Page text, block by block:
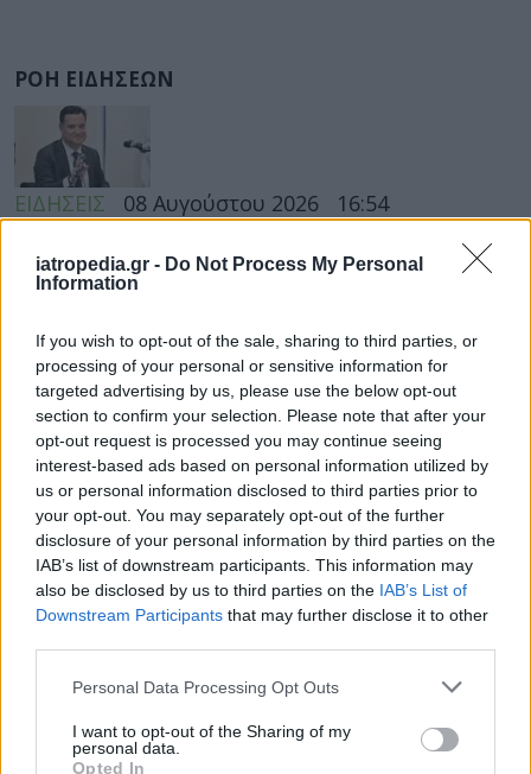
iatropedia.gr - Do Not Process My Personal
Information
If you wish to opt-out of the sale, sharing to third parties, or
processing of your personal or sensitive information for
targeted advertising by us, please use the below opt-out
section to confirm your selection. Please note that after your
opt-out request is processed you may continue seeing
interest-based ads based on personal information utilized by
us or personal information disclosed to third parties prior to
your opt-out. You may separately opt-out of the further
disclosure of your personal information by third parties on the
IAB’s list of downstream participants. This information may
also be disclosed by us to third parties on the IAB’s List of
Downstream Participants that may further disclose it to other
Personal Data Processing Opt Outs
I want to opt-out of the Sharing of my
personal data.
Opted In
ΡΟΗ ΕΙΔΗΣΕΩΝ
ΕΙΔΗΣΕΙΣ 08 Αυγούστου 2026 16:54
Γεωργιάδης: Αιχμηρή ανάρτηση για συνδικαλιστή που
μιλούσε για «διάλυση» του ΕΣΥ και αργότερα
ευχαρίστησε το Μποδοσάκειο
ΥΓΕΙΑ 08 Αυγούστου 2026 15:01
Το φαρμακείο των διακοπών: Τι να πάρετε μαζί σας
για πονοκέφαλο, αλλεργίες, δυσπεψία και τραύματα
ΥΓΕΙΑ 08 Αυγούστου 2026 13:03
αντηλιακό